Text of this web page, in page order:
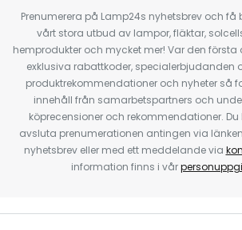
Prenumerera på Lamp24s nyhetsbrev och
vårt stora utbud av lampor, fläktar,
hemprodukter och mycket mer! Var den
exklusiva rabattkoder, specialerbjudanden
produktrekommendationer och nyheter så
innehåll från samarbetspartners och
köprecensioner och rekommendationer.
avsluta prenumerationen antingen via
nyhetsbrev eller med ett meddelande via
information finns i vår